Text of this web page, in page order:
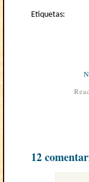
Etiquetas:
12